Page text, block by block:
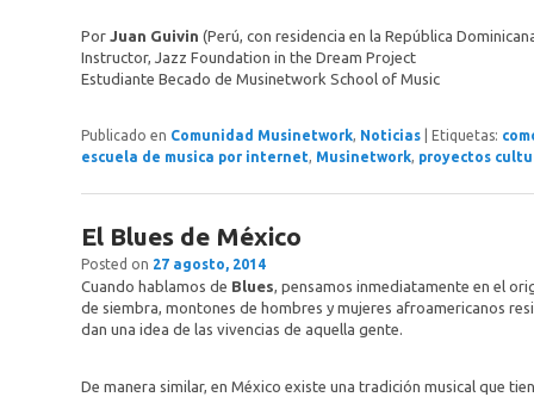
Por Juan Guivin (Perú, con residencia en la República
Instructor, Jazz Foundation in the Dream Project
Estudiante Becado de Musinetwork School of Music
Publicado en Comunidad Musinetwork, Noticias |Etiquetas:
escuela de musica por internet, Musinetwork, proyectos
El Blues de México
Posted on 27 agosto, 2014
Cuando hablamos de Blues, pensamos inmediatamente en el
de siembra, montones de hombres y mujeres afroamericanos
dan una idea de las vivencias de aquella gente.
De manera similar, en México existe una tradición musical que